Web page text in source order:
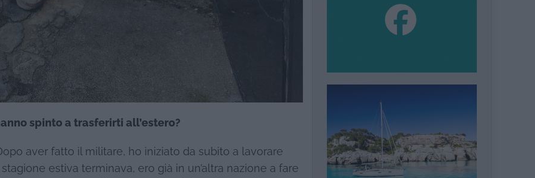
spinto a trasferirti all’estero?
aver fatto il militare, ho iniziato da subito a lavorare
estiva terminava, ero già in un’altra nazione a fare